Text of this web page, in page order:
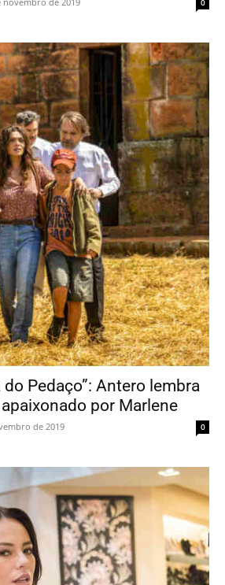
0
do Pedaço”: Antero lembra
por Marlene
de 2019 0